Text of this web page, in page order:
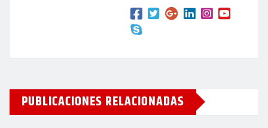
PUBLICACIONES RELACIONADAS